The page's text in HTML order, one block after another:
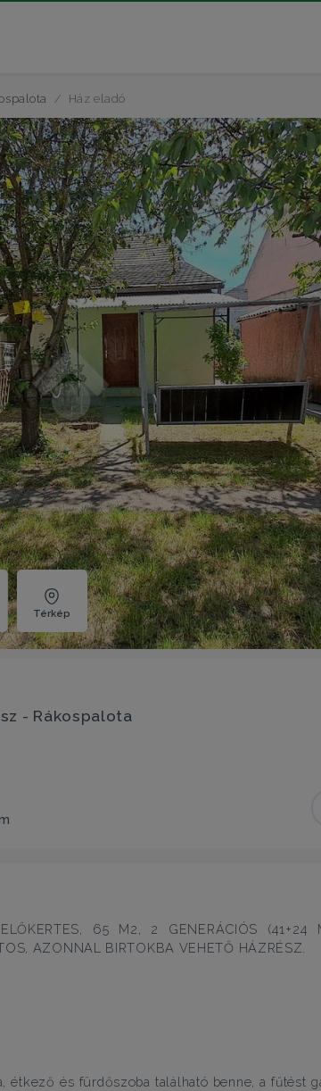
Ház eladó
Térkép
- Rákospalota
65 M2, 2 GENERÁCIÓS (41+24
AZONNAL BIRTOKBA VEHETŐ HÁZRÉSZ.
étkező és fürdőszoba található benne, a fűtést